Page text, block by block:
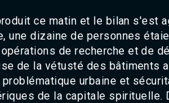
ce matin et le bilan s'est
une dizaine de personnes
de recherche et de
de la vétusté des bâtiments
urbaine et
de la capitale spirituelle.